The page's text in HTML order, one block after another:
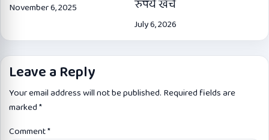
November 6, 2025 रुपये खर्च
July 6, 2026
Leave a Reply
Your email address will not be published. Required fields are
marked*
Comment*